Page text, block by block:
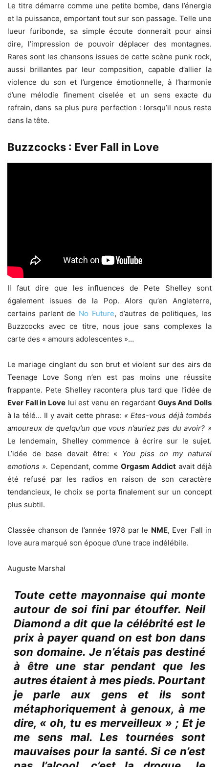
Le titre démarre comme une petite bombe, dans l’énergie
et la puissance, emportant tout sur son passage. Telle une
lueur furibonde, sa simple écoute donnerait pour ainsi
dire, l’impression de pouvoir déplacer des montagnes.
Rares sont les chansons issues de cette scène punk rock,
aussi brillantes par leur composition, capable d’allier la
violence du son et l’urgence émotionnelle, à l’harmonie
d’une mélodie finement ciselée et un sens exacte du
refrain, dans sa plus pure perfection : lorsqu’il nous reste
dans la tête.
Buzzcocks : Ever Fall in Love
Il faut dire que les influences de Pete Shelley sont
également issues de la Pop. Alors qu’en Angleterre,
certains parlent de No Future, d’autres de politiques, les
Buzzcocks avec ce titre, nous joue sans complexes la
carte des « amours adolescentes »…
Le mariage cinglant du son brut et violent sur des airs de
Teenage Love Song n’en est pas moins une réussite
frappante. Pete Shelley racontera plus tard que l’idée de
Ever Fall in Lovelui est venu en regardant Guys And Dolls
à la télé… Il y avait cette phrase: « Etes-vous déjà tombés
amoureux de quelqu’un que vous n’auriez pas du avoir? »
Le lendemain, Shelley commence à écrire sur le sujet.
L’idée de base devait être: « You piss on my natural
emotions ». Cependant, comme Orgasm Addict avait déjà
été refusé par les radios en raison de son caractère
tendancieux, le choix se porta finalement sur un concept
plus subtil.
Classée chanson de l’année 1978 par le NME, Ever Fall in
love aura marqué son époque d’une trace indélébile.
Auguste Marshal
Toute cette mayonnaise qui monte
autour de soi fini par étouffer. Neil
Diamond a dit que la célébrité est le
prix à payer quand on est bon dans
son domaine. Je n’étais pas destiné
à être une star pendant que les
autres étaient à mes pieds. Pourtant
je parle aux gens et ils sont
métaphoriquement à genoux, à me
dire, « oh, tu es merveilleux » ; Et je
me sens mal. Les tournées sont
mauvaises pour la santé. Si ce n’est